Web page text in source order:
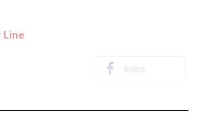
Line
teilen